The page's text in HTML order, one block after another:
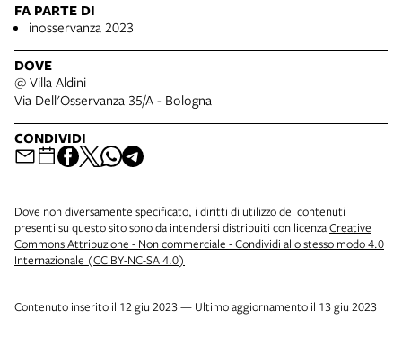
FA PARTE DI
inosservanza 2023
DOVE
@ Villa Aldini
Via Dell'Osservanza 35/A - Bologna
CONDIVIDI
Dove non diversamente specificato, i diritti di utilizzo dei contenuti
presenti su questo sito sono da intendersi distribuiti con licenzaCreative
Commons Attribuzione - Non commerciale - Condividi allo stesso modo 4.0
Internazionale (CC BY-NC-SA 4.0)
Contenuto inserito il 12 giu 2023 — Ultimo aggiornamento il 13 giu 2023